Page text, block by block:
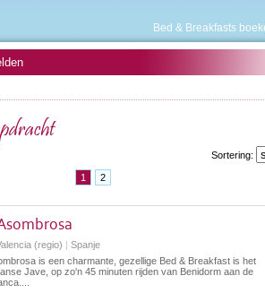
Bed & Breakfasts
Sortering:
1 2
(regio) | Spanje
is een charmante, gezellige Bed & Breakfast is het
Jave, op zo'n 45 minuten rijden van Benidorm aan de